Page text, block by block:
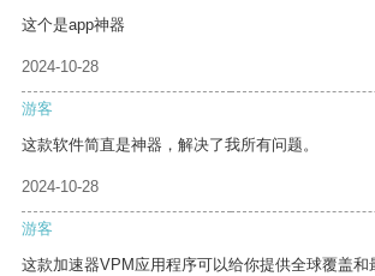
这个是app神器
2024-10-28
游客
这款软件简直是神器，解决了我所有问题。
2024-10-28
游客
这款加速器VPM应用程序可以给你提供全球覆盖和